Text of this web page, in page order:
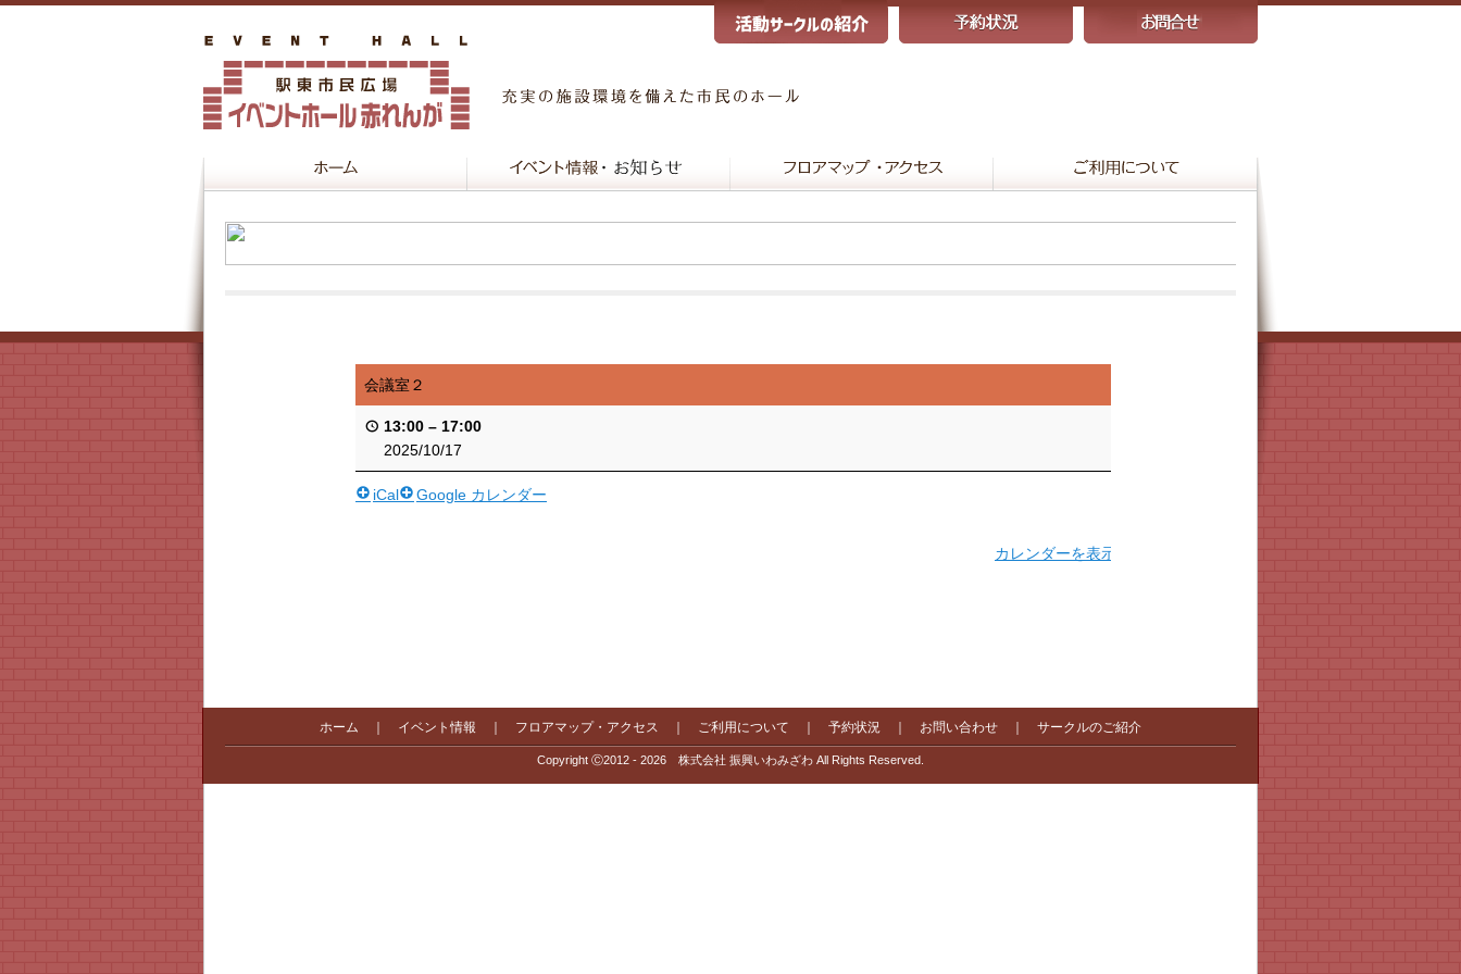
会議室２
13:00 – 17:00
2025/10/17
iCal Google カレンダー
カレンダーを表示
ホーム イベント情報 フロアマップ・アクセス ご利用について 予約状況 お問い合わせ サークルのご紹介
Copyright Ⓒ2012 - 2026 株式会社 振興いわみざわ All Rights Reserved.